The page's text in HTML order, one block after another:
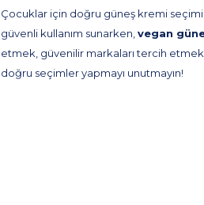
Çocuklar için doğru güneş kremi
güvenli kullanım sunarken, vegan
etmek, güvenilir markaları tercih etmek
doğru seçimler yapmayı unutmayın!